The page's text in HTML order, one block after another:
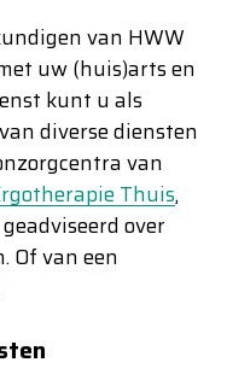
van HWW
uw (huis)arts en
kunt u als
diverse diensten
van
Thuis,
over
Of van een